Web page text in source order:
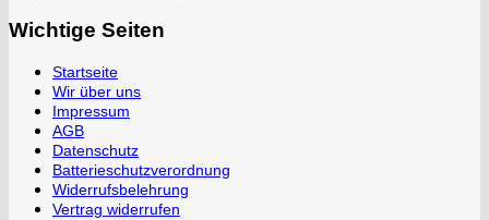
Wichtige Seiten
Startseite
Wir über uns
Impressum
AGB
Datenschutz
Batterieschutzverordnung
Widerrufsbelehrung
Vertrag widerrufen